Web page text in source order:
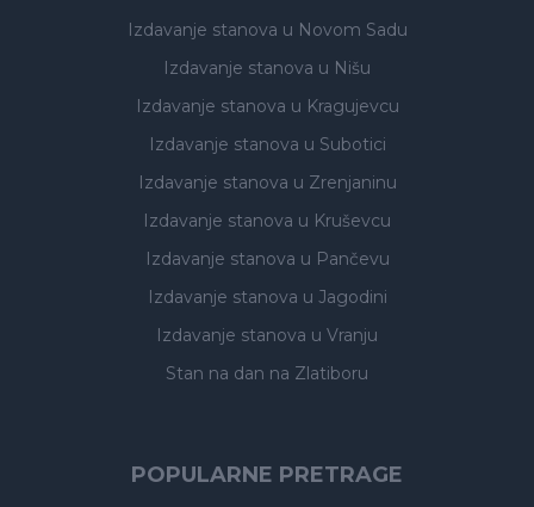
Izdavanje stanova u Novom Sadu
Izdavanje stanova u Nišu
Izdavanje stanova u Kragujevcu
Izdavanje stanova u Subotici
Izdavanje stanova u Zrenjaninu
Izdavanje stanova u Kruševcu
Izdavanje stanova u Pančevu
Izdavanje stanova u Jagodini
Izdavanje stanova u Vranju
Stan na dan na Zlatiboru
POPULARNE PRETRAGE